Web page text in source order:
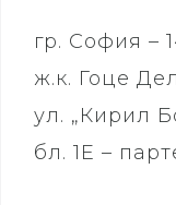
гр. София –
ж.к. Гоце
ул. „Кирил
бл. 1Е –